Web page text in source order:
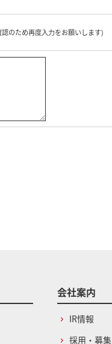
認のため再度入力をお願いします)
会社案内
IR情報
採用・募集